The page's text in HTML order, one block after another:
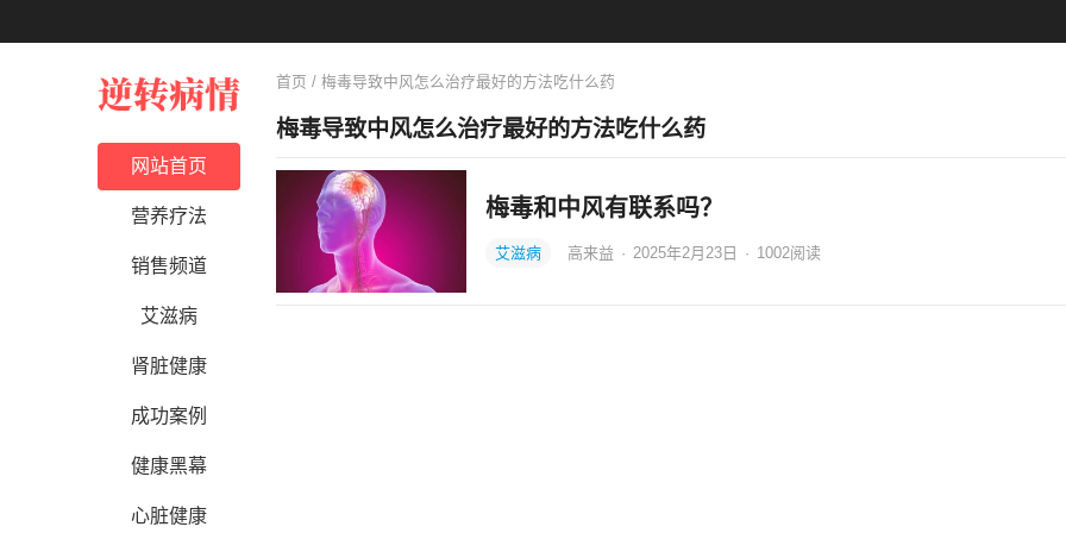
网站首页
营养疗法
销售频道
艾滋病
肾脏健康
成功案例
健康黑幕
心脏健康
首页 / 梅毒导致中风怎么治疗最好的方法吃什么药
梅毒导致中风怎么治疗最好的方法吃什么药
梅毒和中风有联系吗？
艾滋病 高来益 · 2025年2月23日 · 1002阅读